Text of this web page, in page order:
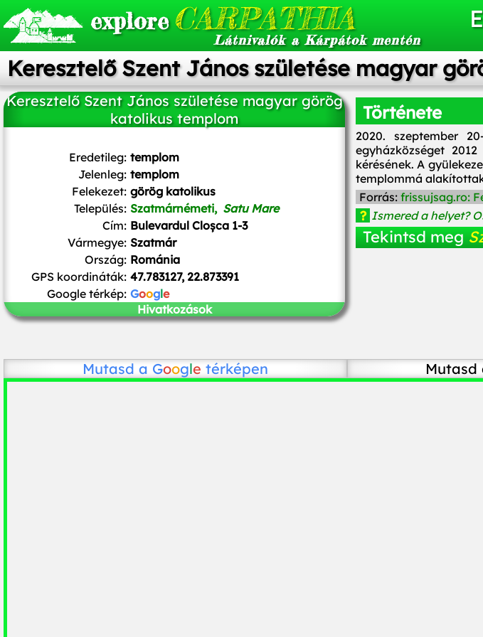
exploreCARPATHIA
Látnivalók a Kárpátok mentén
Keresztelő Szent János születése magyar
Keresztelő Szent János születése magyar görög
katolikus templom
Eredetileg: templom
Jelenleg: templom
Felekezet: görög katolikus
Település: Szatmárnémeti, Satu Mare
Cím: Bulevardul Cloșca 1-3
Vármegye: Szatmár
Ország: Románia
GPS koordináták: 47.783127, 22.873391
Google térkép: Google
Hivatkozások
Története
2020. szeptember
egyházközséget
kérésének. A
templommá
Forrás: frissujsag.ro:
? Ismered a helyet?
Tekintsd meg
Mutasd a Google térképen Mutasd